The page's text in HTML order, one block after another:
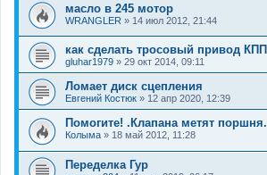
масло в 245 мотор
WRANGLER » 14 июл 2012, 21:44
как сделать тросовый привод КПП
gluhar1979 » 29 окт 2014, 09:11
Ломает диск сцепления
Евгений Костюк » 12 апр 2020, 12:39
Помогите! .Клапана метят поршня.
Колыма » 18 май 2012, 11:28
Переделка Гур